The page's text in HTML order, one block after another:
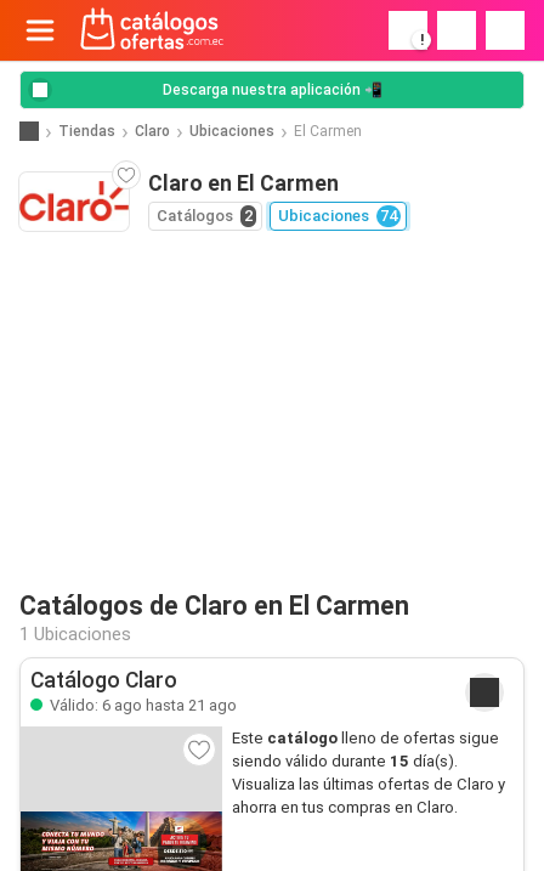
!
Descarga nuestra aplicación 📲
Tiendas Claro Ubicaciones El Carmen
Claro en El Carmen
Catálogos 2 Ubicaciones 74
Catálogos de Claro en El Carmen
1 Ubicaciones
Catálogo Claro
Válido: 6 ago hasta 21 ago
Este catálogo lleno de ofertas sigue
siendo válido durante 15 día(s).
Visualiza las últimas ofertas de Claro y
ahorra en tus compras en Claro.